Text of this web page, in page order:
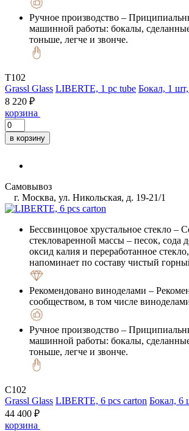
Ручное производство –
машинной работы: бокалы,
тоньше, легче и звонче.
T102
Grassl Glass LIBERTE, 1 pc tube Бокал, 1
8 220 ₽
корзина
в корзину
Самовывоз
г. Москва, ул. Никольская, д. 19-21/1
Бессвинцовое хрустальное стекло –
стекловаренной массы – песок, сода
оксид калия и переработанное
напоминает по составу чистый
Рекомендовано виноделами –
сообществом, в том числе
Ручное производство –
машинной работы: бокалы,
тоньше, легче и звонче.
C102
Grassl Glass LIBERTE, 6 pcs carton Бокал, 6
44 400 ₽
корзина